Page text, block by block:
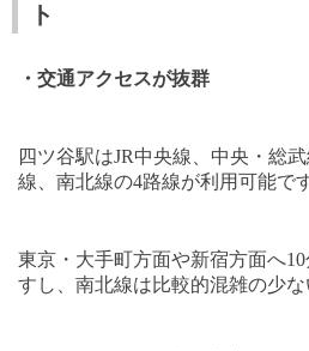
ト
・交通アクセスが抜群
四ツ谷駅はJR中央線、中央・総
線、南北線の4路線が利用可能で
東京・大手町方面や新宿方面へ10
すし、南北線は比較的混雑の少な